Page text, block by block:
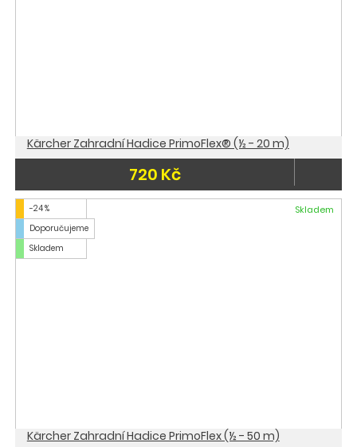
Kärcher Zahradní Hadice PrimoFlex® (½ - 20 m)
720 Kč
-24 %
Doporučujeme
Skladem
Skladem
Kärcher Zahradní Hadice PrimoFlex (½ - 50 m)